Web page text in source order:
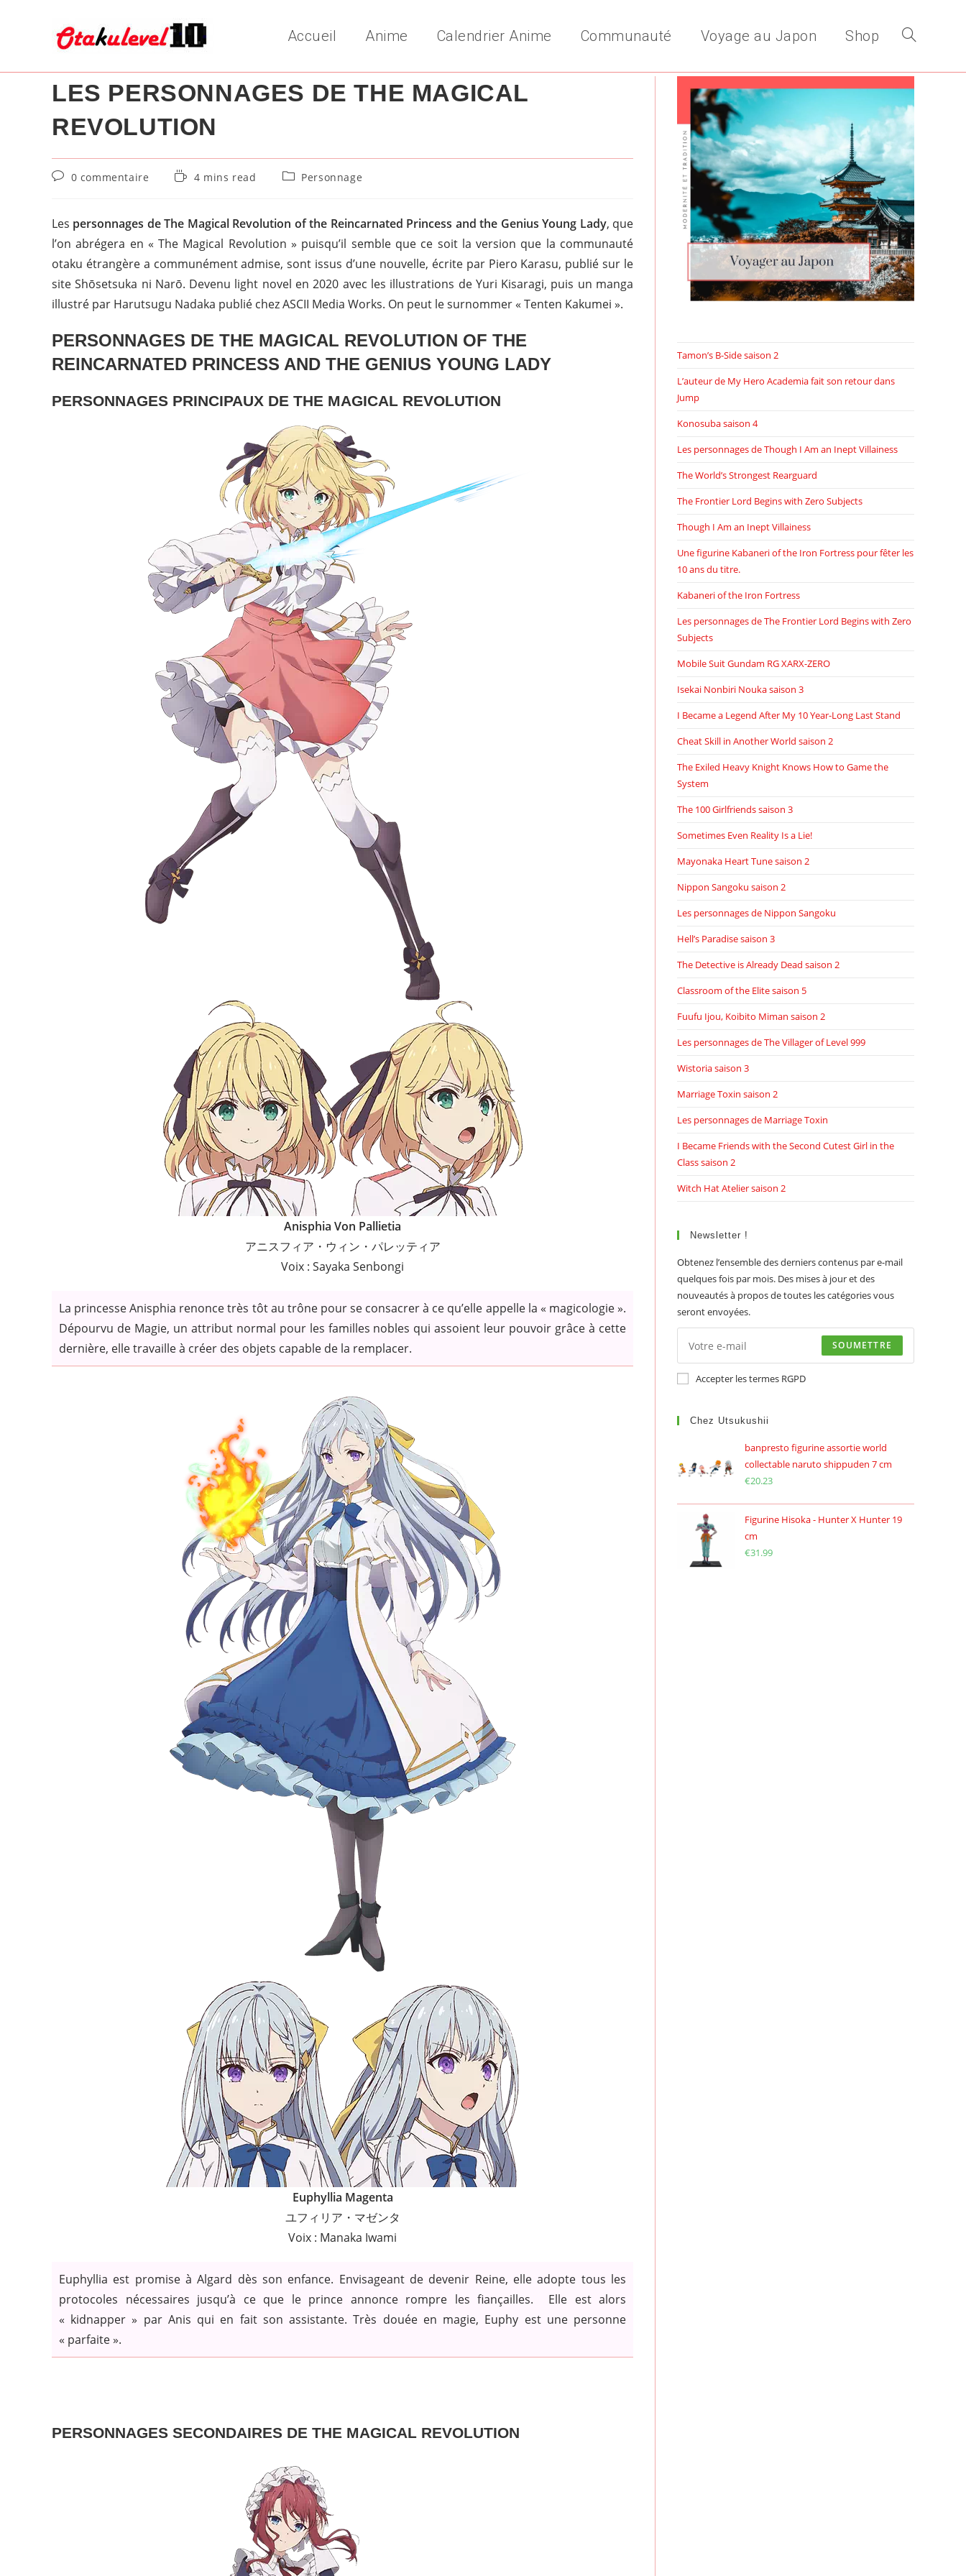
Accueil Anime Calendrier Anime Communauté Voyage au Japon Shop Toggle
website
search
LES PERSONNAGES DE THE MAGICAL
REVOLUTION
Commentaires
publication :
0 commentaire
Temps4 mins read
PostPersonnage
Les personnages de The Magical Revolution of the Reincarnated Princess and the Genius Young Lady, que
l’on abrégera en « The Magical Revolution » puisqu’il semble que ce soit la version que la communauté
otaku étrangère a communément admise, sont issus d’une nouvelle, écrite par Piero Karasu, publié sur le
site Shōsetsuka ni Narō. Devenu light novel en 2020 avec les illustrations de Yuri Kisaragi, puis un manga
illustré par Harutsugu Nadaka publié chez ASCII Media Works. On peut le surnommer « Tenten Kakumei ».
PERSONNAGES DE THE MAGICAL REVOLUTION OF THE
REINCARNATED PRINCESS AND THE GENIUS YOUNG LADY
PERSONNAGES PRINCIPAUX DE THE MAGICAL REVOLUTION
Anisphia Von Pallietia
アニスフィア・ウィン・パレッティア
Voix : Sayaka Senbongi
La princesse Anisphia renonce très tôt au trône pour se consacrer à ce qu’elle appelle la « magicologie ».
Dépourvu de Magie, un attribut normal pour les familles nobles qui assoient leur pouvoir grâce à cette
dernière, elle travaille à créer des objets capable de la remplacer.
Euphyllia Magenta
ユフィリア・マゼンタ
Voix : Manaka Iwami
Euphyllia est promise à Algard dès son enfance. Envisageant de devenir Reine, elle adopte tous les
protocoles nécessaires jusqu’à ce que le prince annonce rompre les fiançailles. Elle est alors
« kidnapper » par Anis qui en fait son assistante. Très douée en magie, Euphy est une personne
« parfaite ».
PERSONNAGES SECONDAIRES DE THE MAGICAL REVOLUTION
Tamon’s B-Side saison 2
L’auteur de My Hero Academia fait son retour dans
Jump
Konosuba saison 4
Les personnages de Though I Am an Inept Villainess
The World’s Strongest Rearguard
The Frontier Lord Begins with Zero Subjects
Though I Am an Inept Villainess
Une figurine Kabaneri of the Iron Fortress pour fêter les
10 ans du titre.
Kabaneri of the Iron Fortress
Les personnages de The Frontier Lord Begins with Zero
Subjects
Mobile Suit Gundam RG XARX-ZERO
Isekai Nonbiri Nouka saison 3
I Became a Legend After My 10 Year-Long Last Stand
Cheat Skill in Another World saison 2
The Exiled Heavy Knight Knows How to Game the
System
The 100 Girlfriends saison 3
Sometimes Even Reality Is a Lie!
Mayonaka Heart Tune saison 2
Nippon Sangoku saison 2
Les personnages de Nippon Sangoku
Hell’s Paradise saison 3
The Detective is Already Dead saison 2
Classroom of the Elite saison 5
Fuufu Ijou, Koibito Miman saison 2
Les personnages de The Villager of Level 999
Wistoria saison 3
Marriage Toxin saison 2
Les personnages de Marriage Toxin
I Became Friends with the Second Cutest Girl in the
Class saison 2
Witch Hat Atelier saison 2
Newsletter !
Obtenez l’ensemble des derniers contenus par e-mail
quelques fois par mois. Des mises à jour et des
nouveautés à propos de toutes les catégories vous
seront envoyées.
SOUMETTRE
Accepter les termes RGPD
Chez Utsukushii
banpresto figurine assortie world
collectable naruto shippuden 7 cm
€20.23
Figurine Hisoka - Hunter X Hunter 19
cm
€31.99